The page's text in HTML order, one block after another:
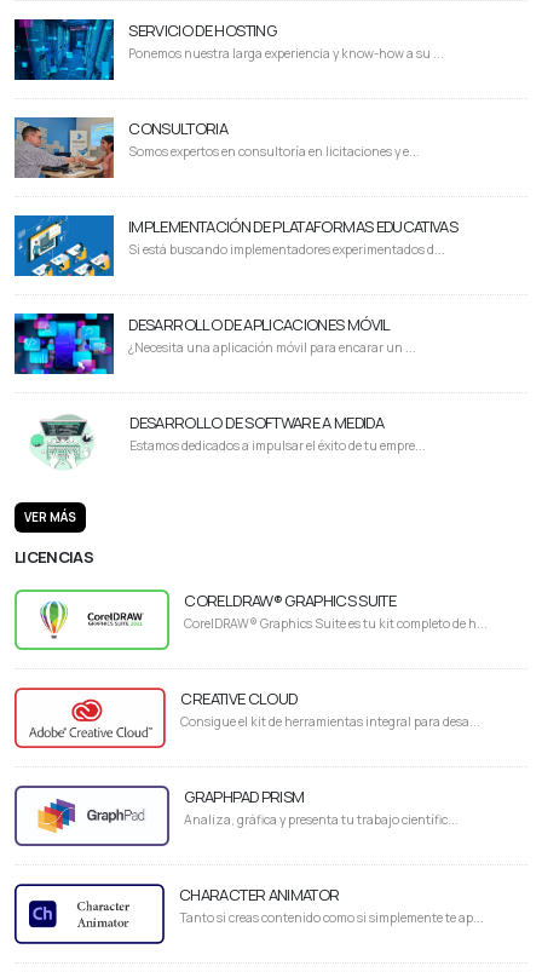
SERVICIO DE HOSTING
Ponemos nuestra larga experiencia y know-how a su ...
CONSULTORIA
Somos expertos en consultoría en licitaciones y e...
IMPLEMENTACIÓN DE PLATAFORMAS EDUCATIVAS
Si está buscando implementadores experimentados d...
DESARROLLO DE APLICACIONES MÓVIL
¿Necesita una aplicación móvil para encarar un ...
DESARROLLO DE SOFTWARE A MEDIDA
Estamos dedicados a impulsar el éxito de tu empre...
VER MÁS
LICENCIAS
CORELDRAW® GRAPHICS SUITE
CorelDRAW® Graphics Suite es tu kit completo de h...
CREATIVE CLOUD
Consigue el kit de herramientas integral para desa...
GRAPHPAD PRISM
Analiza, gráfica y presenta tu trabajo científic...
CHARACTER ANIMATOR
Tanto si creas contenido como si simplemente te ap...